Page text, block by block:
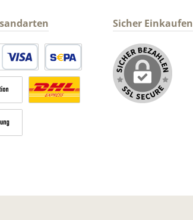
DebitkarteSEPA Lastschrift
normaler Versand Deutsche Post
Sicher Einkaufen